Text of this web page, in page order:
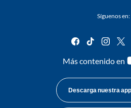
Síguenos en:
facebook
tiktok
Más contenido en
Descarga nuestra